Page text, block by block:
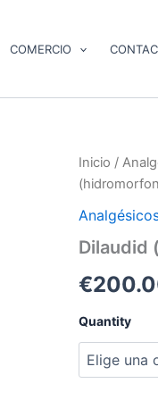
COMERCIO
Inicio /
Dilaudid
€
Quantity
Dilaudid
(hidromorfona)
cantidad